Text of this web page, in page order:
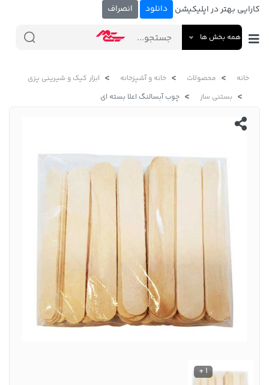
کارایی بهتر در اپلیکیشن دانلود انصراف
همه بخش ها
خانه محصولات خانه و آشپزخانه
ابزار کیک و شیرینی پزی
بستنی ساز
چوب آبسالنگ اعلا بسته ای
1 +